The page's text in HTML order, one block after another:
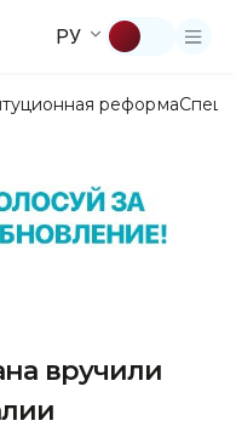
РУ
реформа
вручили